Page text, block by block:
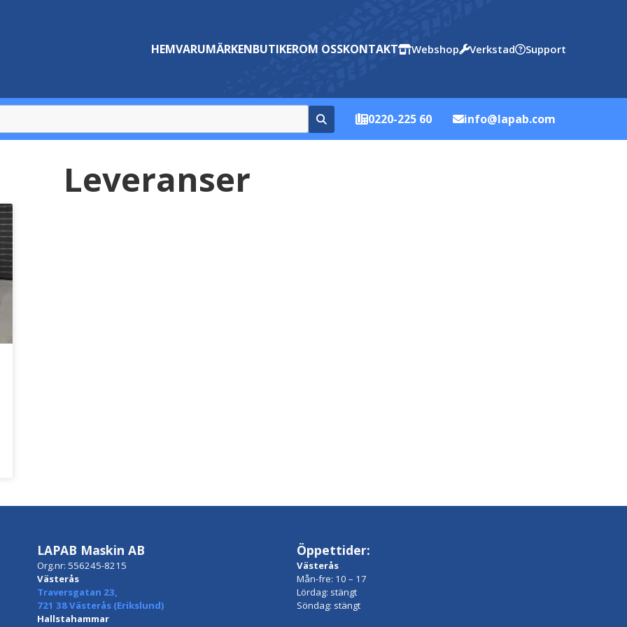
HEMVARUMÄRKENBUTIKEROM OSSKONTAKT Webshop Verkstad Support
0220-225 60 info@lapab.com
Leveranser
LAPAB Maskin AB
Org.nr: 556245-8215
Västerås
Traversgatan 23,
721 38 Västerås (Erikslund)
Hallstahammar
Öppettider:
Västerås
Mån-fre: 10 – 17
Lördag: stängt
Söndag: stängt